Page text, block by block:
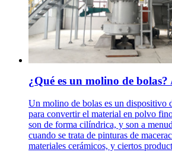
¿Qué es un molino de
Un molino de bolas es un dispositivo
para convertir el material en polvo
son de forma cilíndrica, y son a
cuando se trata de pinturas de
materiales cerámicos, y ciertos